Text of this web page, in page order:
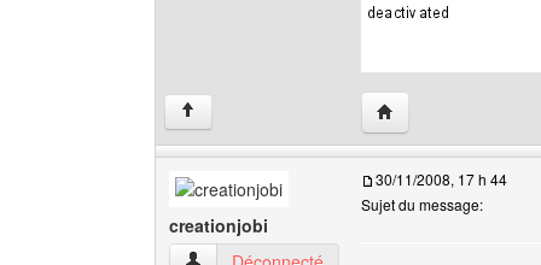
↑ Visiter le site web
creationjobi
creationjobi Voir le profil de l'utilisateur
30/11/2008, 17 h 44
Sujet du message: